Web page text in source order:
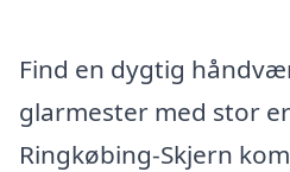
Find en dygtig
glarmester med stor
Ringkøbing-Skjern